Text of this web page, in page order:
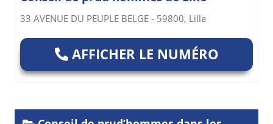
33 AVENUE DU PEUPLE BELGE - 59800, Lille
AFFICHER LE NUMÉRO